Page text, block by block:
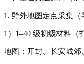
1. 野外地图定点采集（
1）1–40 级初级材料（
地图：开封、长安城郊